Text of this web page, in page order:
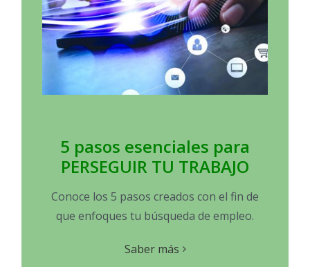
5 pasos esenciales para
PERSEGUIR TU TRABAJO
Conoce los 5 pasos creados con el fin de
que enfoques tu búsqueda de empleo.
Saber más